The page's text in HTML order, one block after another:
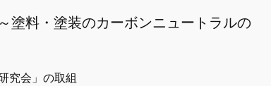
塗料・塗装のカーボンニュートラルの
究会」の取組